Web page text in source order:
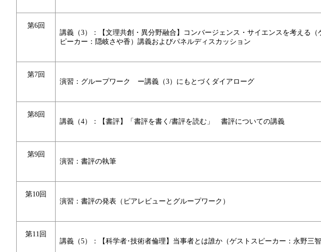
第6回
講義（3）：【文理共創・異分野融合】コンバージェンス・サイエンスを考える（
ピーカー：隠岐さや香）講義およびパネルディスカッション
第7回
演習：グループワーク ー講義（3）にもとづくダイアローグ
第8回
講義（4）：【書評】「書評を書く/書評を読む」 書評についての講義
第9回
演習：書評の執筆
第10回
演習：書評の発表（ピアレビューとグループワーク）
第11回
講義（5）：【科学者･技術者倫理】当事者とは誰か（ゲストスピーカー：永野三智